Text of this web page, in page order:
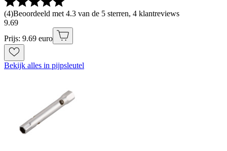
(4)Beoordeeld met 4.3 van de 5 sterren, 4 klantreviews
9.69
Prijs: 9.69 euro
Bekijk alles in pijpsleutel